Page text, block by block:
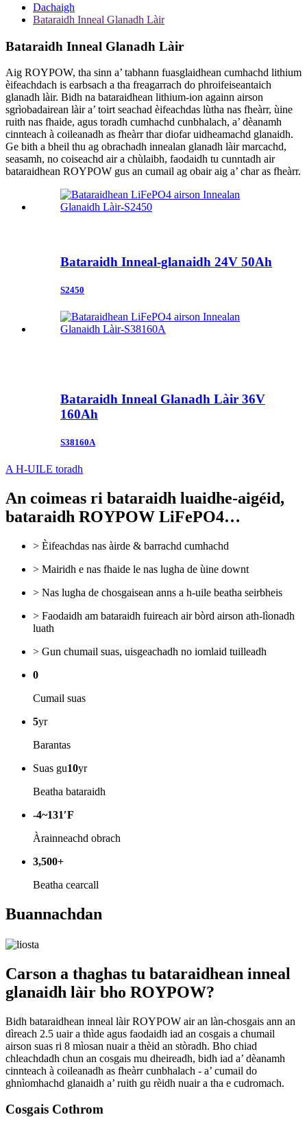
Dachaigh
Bataraidh Inneal Glanadh Làir
Bataraidh Inneal Glanadh Làir
Aig ROYPOW, tha sinn a’ tabhann fuasglaidhean cumhachd lithium
èifeachdach is earbsach a tha freagarrach do phroifeiseantaich
glanadh làir. Bidh na bataraidhean lithium-ion againn airson
sgrìobadairean làir a’ toirt seachad èifeachdas lùtha nas fheàrr, ùine
ruith nas fhaide, agus toradh cumhachd cunbhalach, a’ dèanamh
cinnteach à coileanadh as fheàrr thar diofar uidheamachd glanaidh.
Ge bith a bheil thu ag obrachadh innealan glanadh làir marcachd,
seasamh, no coiseachd air a chùlaibh, faodaidh tu cunntadh air
bataraidhean ROYPOW gus an cumail ag obair aig a’ char as fheàrr.
Bataraidh Inneal-glanaidh 24V 50Ah
S2450
Bataraidh Inneal Glanadh Làir 36V
160Ah
S38160A
A H-UILE toradh
An coimeas ri bataraidh luaidhe-aigéid,
bataraidh ROYPOW LiFePO4…
> Èifeachdas nas àirde & barrachd cumhachd
> Mairidh e nas fhaide le nas lugha de ùine downt
> Nas lugha de chosgaisean anns a h-uile beatha seirbheis
> Faodaidh am bataraidh fuireach air bòrd airson ath-lìonadh
luath
> Gun chumail suas, uisgeachadh no iomlaid tuilleadh
0
Cumail suas
5yr
Barantas
Suas gu10yr
Beatha bataraidh
-4~131′F
Àrainneachd obrach
3,500+
Beatha cearcall
Buannachdan
Carson a thaghas tu bataraidhean inneal
glanaidh làir bho ROYPOW?
Bidh bataraidhean inneal làir ROYPOW air an làn-chosgais ann an
dìreach 2.5 uair a thìde agus faodaidh iad an cosgais a chumail
airson suas ri 8 mìosan nuair a thèid an stòradh. Bho chiad
chleachdadh chun an cosgais mu dheireadh, bidh iad a’ dèanamh
cinnteach à coileanadh as fheàrr cunbhalach - a’ cumail do
ghnìomhachd glanaidh a’ ruith gu rèidh nuair a tha e cudromach.
Cosgais Cothrom